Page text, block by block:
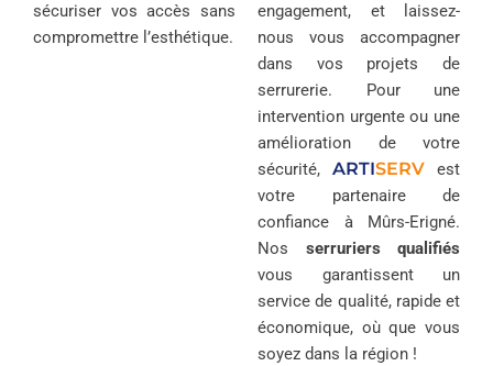
sécuriser vos accès sans
compromettre l’esthétique.
engagement, et laissez-
nous vous accompagner
dans vos projets de
serrurerie. Pour une
intervention urgente ou une
amélioration de votre
sécurité, ARTISERV est
votre partenaire de
confiance à Mûrs-Erigné.
Nos serruriers qualifiés
vous garantissent un
service de qualité, rapide et
économique, où que vous
soyez dans la région !